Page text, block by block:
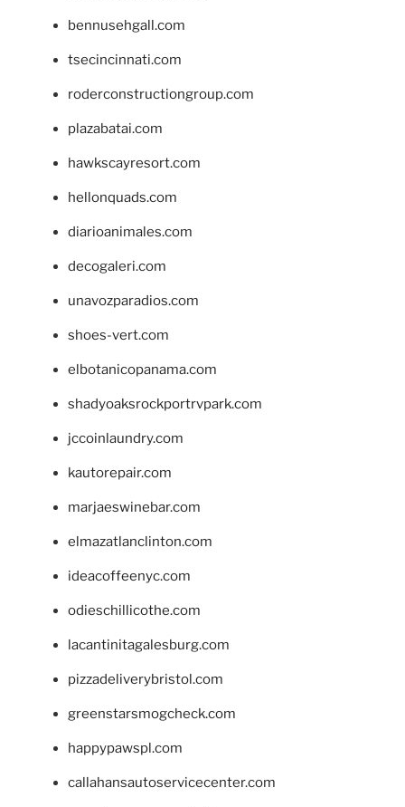
bennusehgall.com
tsecincinnati.com
roderconstructiongroup.com
plazabatai.com
hawkscayresort.com
hellonquads.com
diarioanimales.com
decogaleri.com
unavozparadios.com
shoes-vert.com
elbotanicopanama.com
shadyoaksrockportrvpark.com
jccoinlaundry.com
kautorepair.com
marjaeswinebar.com
elmazatlanclinton.com
ideacoffeenyc.com
odieschillicothe.com
lacantinitagalesburg.com
pizzadeliverybristol.com
greenstarsmogcheck.com
happypawspl.com
callahansautoservicecenter.com